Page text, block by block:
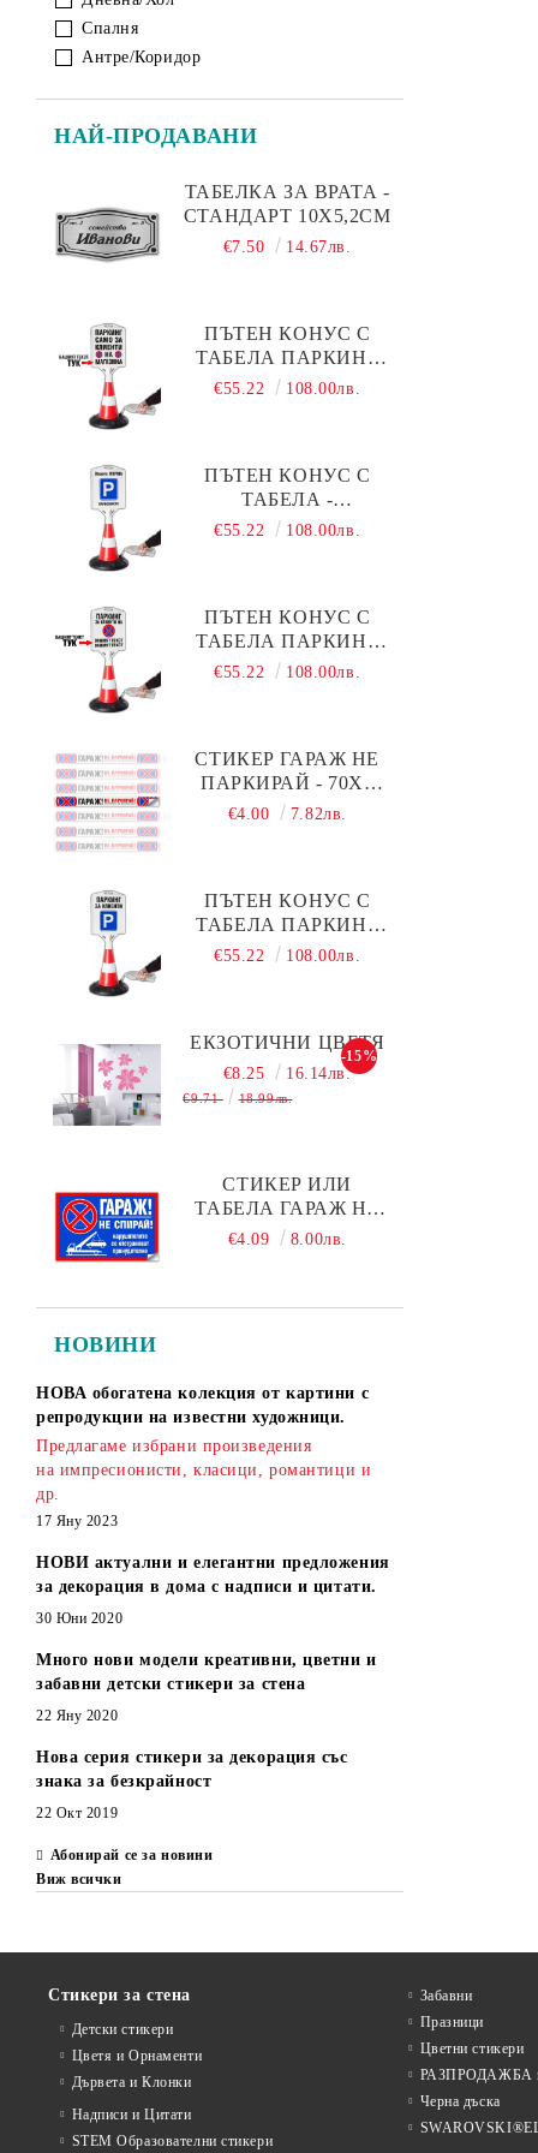
Детски картини от канава
4x4 Off Road
С твой текст
Спалня
Антре/Коридор
НАЙ-ПРОДАВАНИ
ТАБЕЛКА ЗА ВРАТА -
СТАНДАРТ 10Х5,2СМ
€7.50 14.67лв.
ПЪТЕН КОНУС С
ТАБЕЛА ПАРКИНГ
ЗА КЛИЕНТИ
€55.22 108.00лв.
ПЪТЕН КОНУС С
ТАБЕЛА -
ПАРКОМЯСТО (С
€55.22 108.00лв.
ПЪТЕН КОНУС С
ТАБЕЛА ПАРКИНГ
ЗА КЛИЕНТИ С ВАШ
€55.22 108.00лв.
СТИКЕР ГАРАЖ НЕ
ПАРКИРАЙ - 70Х6
СМ
€4.00 7.82лв.
ПЪТЕН КОНУС С
ТАБЕЛА ПАРКИНГ
ЗА КЛИЕНТИ
€55.22 108.00лв.
ЕКЗОТИЧНИ ЦВЕТЯ
-15%
€8.25 16.14лв.
€9.71 18.99лв.
СТИКЕР ИЛИ
ТАБЕЛА ГАРАЖ НЕ
СПИРАЙ! - 30Х19 СМ
€4.09 8.00лв.
НОВИНИ
НОВА обогатена колекция от картини с
репродукции на известни художници.
Предлагаме избрани произведения
на импресионисти, класици, романтици и
др.
17 Яну 2023
НОВИ актуални и елегантни предложения
за декорация в дома с надписи и цитати.
30 Юни 2020
Много нови модели креативни, цветни и
забавни детски стикери за стена
22 Яну 2020
Нова серия стикери за декорация със
знака за безкрайност
22 Окт 2019
Абонирай се за новини
Виж всички
Стикери за стена
Детски стикери
Цветя и Орнаменти
Дървета и Клонки
Надписи и Цитати
STEM Образователни стикери
Забавни
Празници
Цветни стикери
РАЗПРОДАЖБА
Черна дъска